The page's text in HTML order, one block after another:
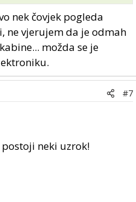
nek čovjek pogleda
ne vjerujem da je odmah
možda se je
#7
neki uzrok!